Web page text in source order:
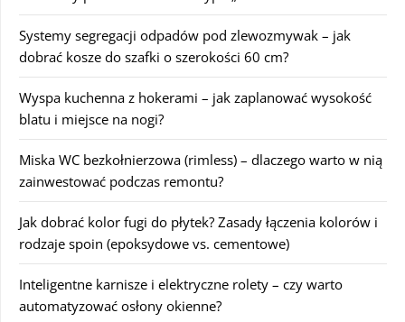
Systemy segregacji odpadów pod zlewozmywak – jak
dobrać kosze do szafki o szerokości 60 cm?
Wyspa kuchenna z hokerami – jak zaplanować wysokość
blatu i miejsce na nogi?
Miska WC bezkołnierzowa (rimless) – dlaczego warto w nią
zainwestować podczas remontu?
Jak dobrać kolor fugi do płytek? Zasady łączenia kolorów i
rodzaje spoin (epoksydowe vs. cementowe)
Inteligentne karnisze i elektryczne rolety – czy warto
automatyzować osłony okienne?